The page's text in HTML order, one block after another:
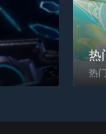
热
热